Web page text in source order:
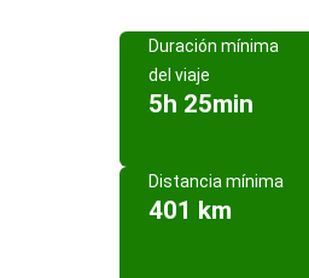
Duración mínima
del viaje
5h 25min
Distancia mínima
401 km